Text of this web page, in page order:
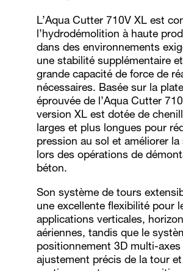
L’Aqua Cutter 710V XL est
l’hydrodémolition à haute
dans des environnements
une stabilité supplémentaire
grande capacité de force de
nécessaires. Basée sur la
éprouvée de l’Aqua Cutter
version XL est dotée de
larges et plus longues pour
pression au sol et améliorer la
lors des opérations de
béton.
Son système de tours
une excellente flexibilité pour
applications verticales,
aériennes, tandis que le
positionnement 3D multi-axes
ajustement précis de la tour